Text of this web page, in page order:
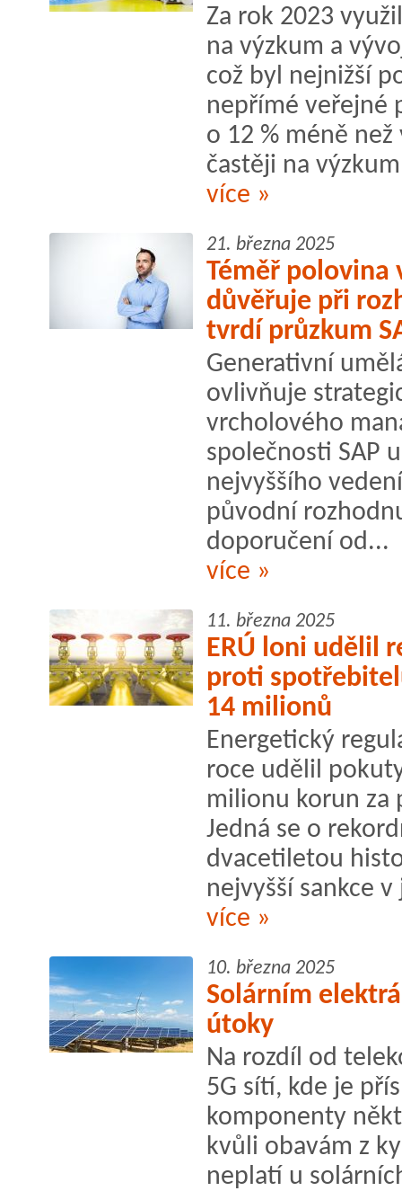
Za rok 2023
na výzkum a
což byl nejnižší
nepřímé veřejné
o 12 % méně
častěji na
více »
21. března 2025
Téměř polovina
důvěřuje při
tvrdí průzkum
Generativní
ovlivňuje
vrcholového
společnosti SAP
nejvyššího
původní
doporučení od...
více »
11. března 2025
ERÚ loni udělil
proti
14 milionů
Energetický
roce udělil
milionu korun
Jedná se o
dvacetiletou
nejvyšší sankce
více »
10. března 2025
Solárním
útoky
Na rozdíl od
5G sítí, kde je
komponenty
kvůli obavám z
neplatí u